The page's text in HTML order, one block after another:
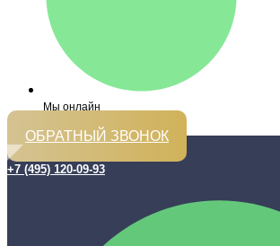
Мы онлайн
ОБРАТНЫЙ ЗВОНОК
+7 (495) 120-09-93